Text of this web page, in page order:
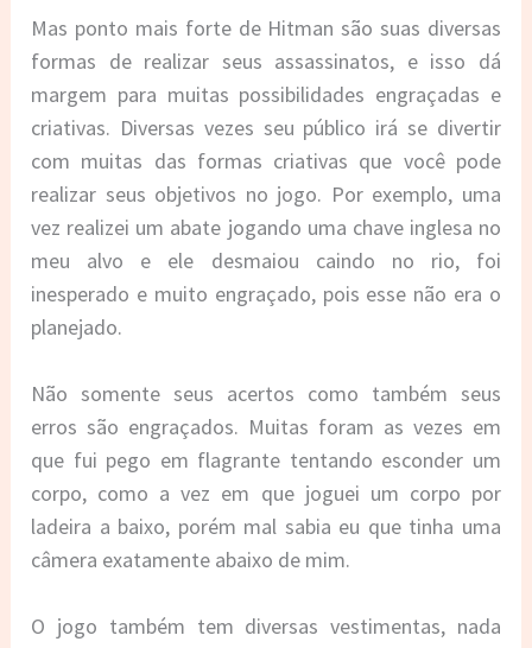
Mas ponto mais forte de Hitman são suas diversas
formas de realizar seus assassinatos, e isso dá
margem para muitas possibilidades engraçadas e
criativas. Diversas vezes seu público irá se divertir
com muitas das formas criativas que você pode
realizar seus objetivos no jogo. Por exemplo, uma
vez realizei um abate jogando uma chave inglesa no
meu alvo e ele desmaiou caindo no rio, foi
inesperado e muito engraçado, pois esse não era o
planejado.
Não somente seus acertos como também seus
erros são engraçados. Muitas foram as vezes em
que fui pego em flagrante tentando esconder um
corpo, como a vez em que joguei um corpo por
ladeira a baixo, porém mal sabia eu que tinha uma
câmera exatamente abaixo de mim.
O jogo também tem diversas vestimentas, nada